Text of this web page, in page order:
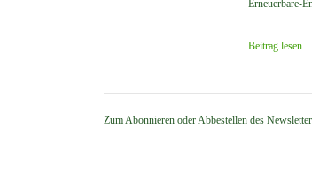
Erneuerbare-
Beitrag lesen...
Zum Abonnieren oder Abbestellen des